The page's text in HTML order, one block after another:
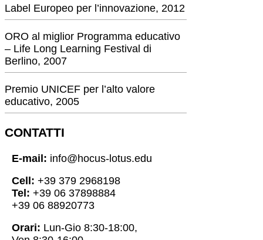
Label Europeo per l’innovazione, 2012
ORO al miglior Programma educativo
– Life Long Learning Festival di
Berlino, 2007
Premio UNICEF per l’alto valore
educativo, 2005
CONTATTI
E-mail: info@hocus-lotus.edu
Cell: +39 379 2968198
Tel: +39 06 37898884
+39 06 88920773
Orari: Lun-Gio 8:30-18:00,